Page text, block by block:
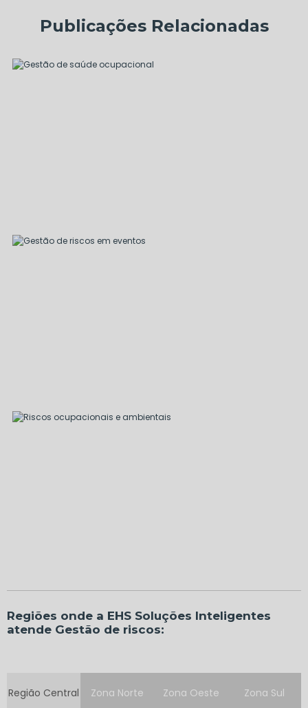
Publicações Relacionadas
Regiões onde a EHS Soluções Inteligentes
atende Gestão de riscos:
Região Central Zona Norte Zona Oeste Zona Sul